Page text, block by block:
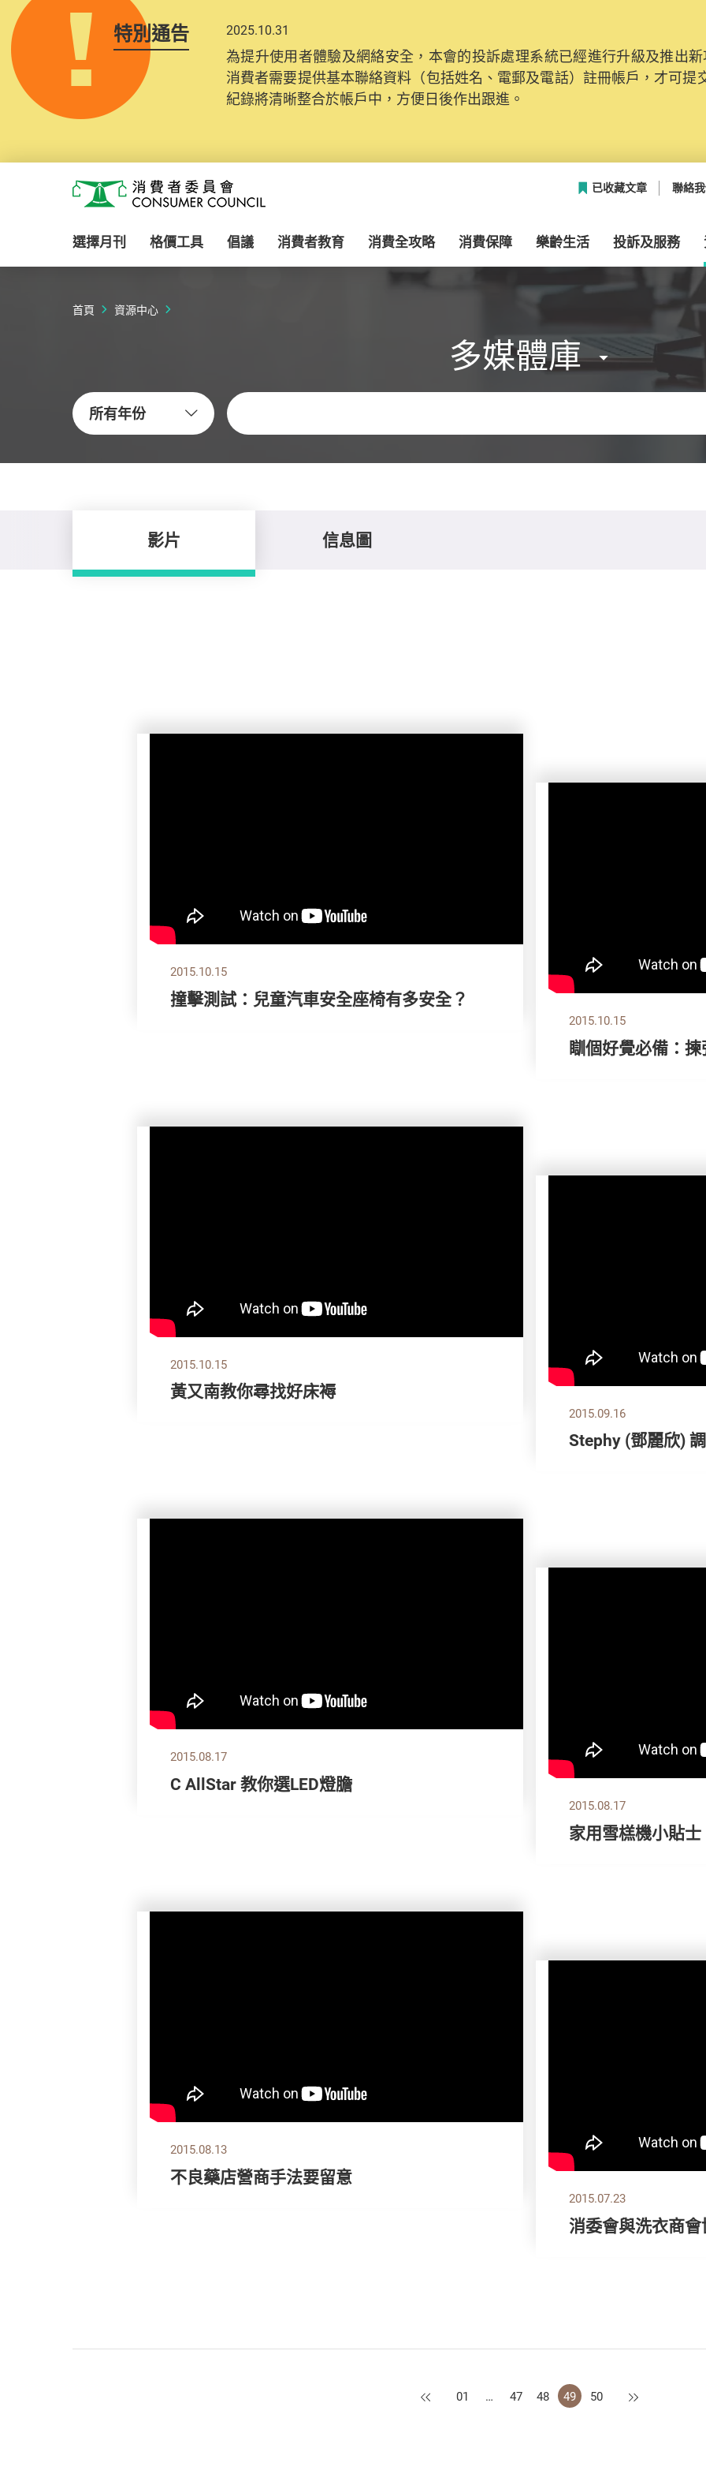
特別通告 2025.10.31
為提升使用者體驗及網絡安全，本會的投訴處理系統已經進行升級及推出
消費者需要提供基本聯絡資料（包括姓名、電郵及電話）註冊帳戶，才可提
紀錄將清晰整合於帳戶中，方便日後作出跟進。
消費者委員會
已收藏文章 聯絡
選擇月刊 格價工具 倡議 消費者教育 消費全攻略 消費保障 樂齡生活 投訴及服務
首頁 資源中心
多媒體庫
所有年份
關鍵字
影片 信息圖
2015.10.15
撞擊測試：兒童汽車安全座椅有多安全？
2015.10.15
瞓個好覺必備：
2015.10.15
黃又南教你尋找好床褥
2015.09.16
Stephy (鄧麗欣)
2015.08.17
C AllStar 教你選LED燈膽
2015.08.17
家用雪榚機小貼士
2015.08.13
不良藥店營商手法要留意
2015.07.23
消委會與洗衣商
上一頁
01 … 47 48 49 50 下一頁